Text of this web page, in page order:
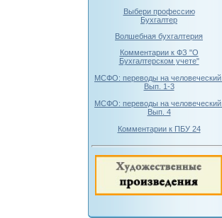
Выбери профессию
Бухгалтер
Волшебная бухгалтерия
Комментарии к ФЗ "О
Бухгалтерском учете"
МСФО: переводы на человеческий.
Вып. 1-3
МСФО: переводы на человеческий.
Вып. 4
Комментарии к ПБУ 24